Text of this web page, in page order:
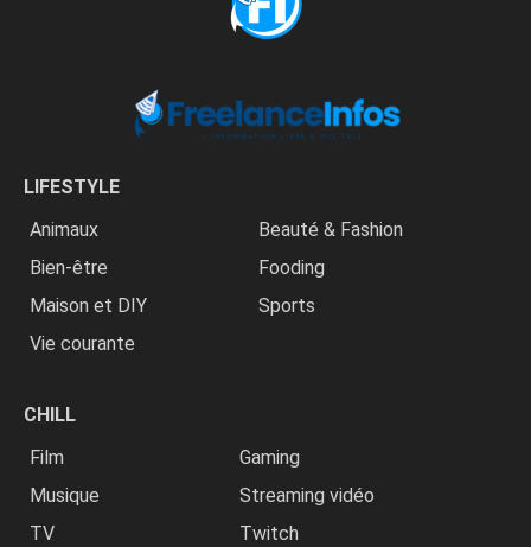
LIFESTYLE
Animaux
Beauté & Fashion
Bien-être
Fooding
Maison et DIY
Sports
Vie courante
CHILL
Film
Gaming
Musique
Streaming vidéo
TV
Twitch